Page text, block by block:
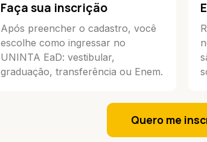
Faça sua inscrição
Após preencher o cadastro, você
escolhe como ingressar no
UNINTA EaD: vestibular,
graduação, transferência ou Enem.
Quero me